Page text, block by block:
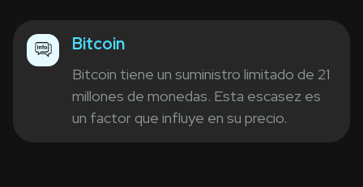
Bitcoin
Bitcoin tiene un suministro limitado de 21
millones de monedas. Esta escasez es
un factor que influye en su precio.